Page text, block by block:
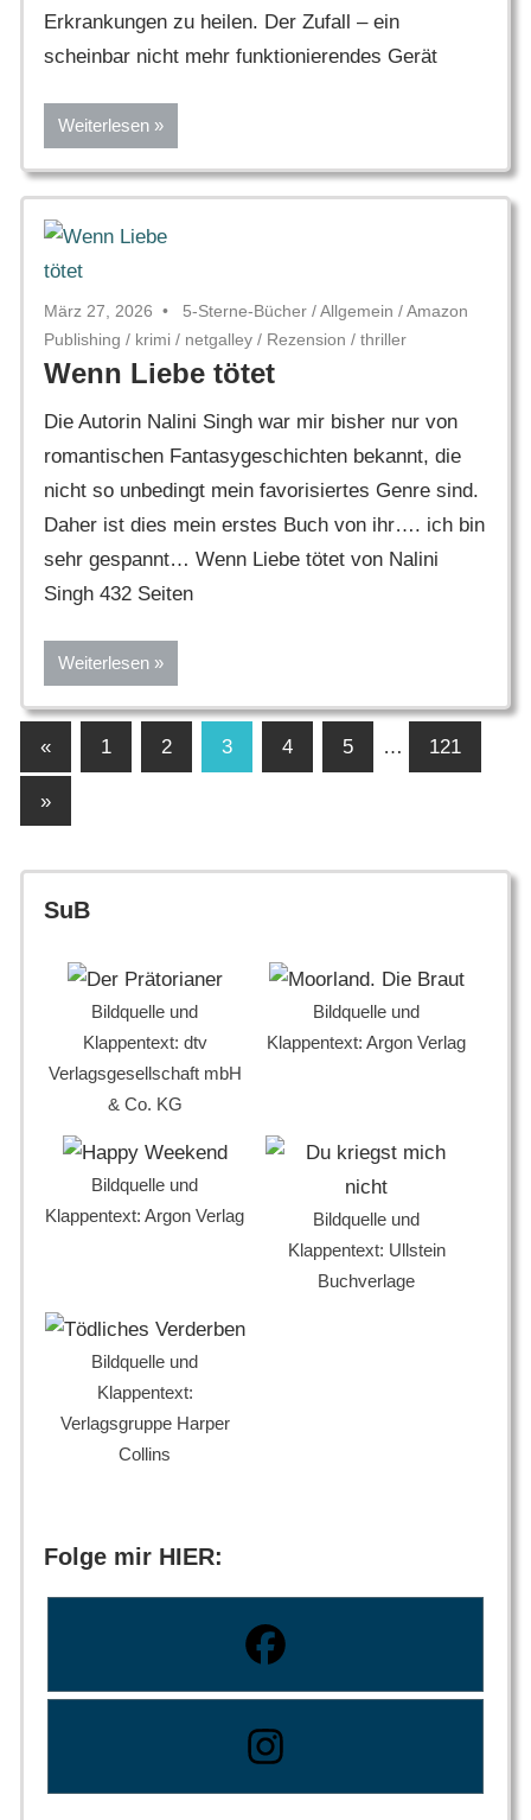
Erkrankungen zu heilen. Der Zufall – ein
scheinbar nicht mehr funktionierendes Gerät
Weiterlesen
März 27, 2026 5-Sterne-Bücher /Allgemein /Amazon
Publishing / krimi / netgalley / Rezension / thriller
Wenn Liebe tötet
Die Autorin Nalini Singh war mir bisher nur von
romantischen Fantasygeschichten bekannt, die
nicht so unbedingt mein favorisiertes Genre sind.
Daher ist dies mein erstes Buch von ihr…. ich bin
sehr gespannt… Wenn Liebe tötet von Nalini
Singh 432 Seiten
Weiterlesen
Seitennummerierung
der
Beiträge
«Vorherige
Beiträge
1 2 3 4 5 … 121
Nächste
»
SuB
Bildquelle und
Klappentext: dtv
Verlagsgesellschaft mbH
& Co. KG
Bildquelle und
Klappentext: Argon Verlag
Bildquelle und
Klappentext: Argon Verlag
Bildquelle und
Klappentext: Ullstein
Buchverlage
Bildquelle und
Klappentext:
Verlagsgruppe Harper
Collins
Folge mir HIER: